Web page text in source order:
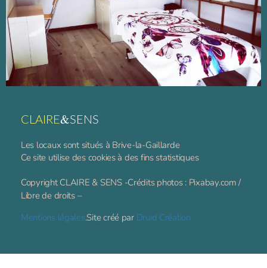
CLAIRE&SENS
Les locaux sont situés à Brive-la-Gaillarde
Ce site utilise des cookies à des fins statistiques
Copyright CLAIRE & SENS -Crédits photos : Pixabay.com /
Libre de droits –
Mentions légales.Site créé par Druid Création